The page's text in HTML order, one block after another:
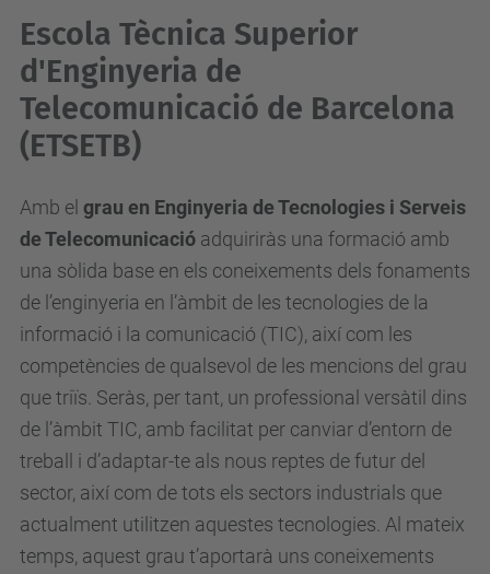
Escola Tècnica Superior
d'Enginyeria de
Telecomunicació de Barcelona
(ETSETB)
Amb el grau en Enginyeria de Tecnologies i Serveis
de Telecomunicació adquiriràs una formació amb
una sòlida base en els coneixements dels fonaments
de l’enginyeria en l’àmbit de les tecnologies de la
informació i la comunicació (TIC), així com les
competències de qualsevol de les mencions del grau
que triïs. Seràs, per tant, un professional versàtil dins
de l’àmbit TIC, amb facilitat per canviar d’entorn de
treball i d’adaptar-te als nous reptes de futur del
sector, així com de tots els sectors industrials que
actualment utilitzen aquestes tecnologies. Al mateix
temps, aquest grau t’aportarà uns coneixements